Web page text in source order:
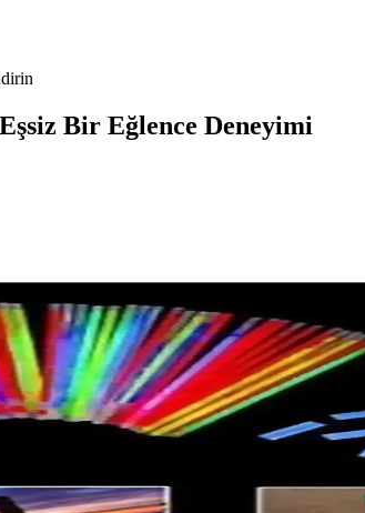
Bir Eğlence Deneyimi